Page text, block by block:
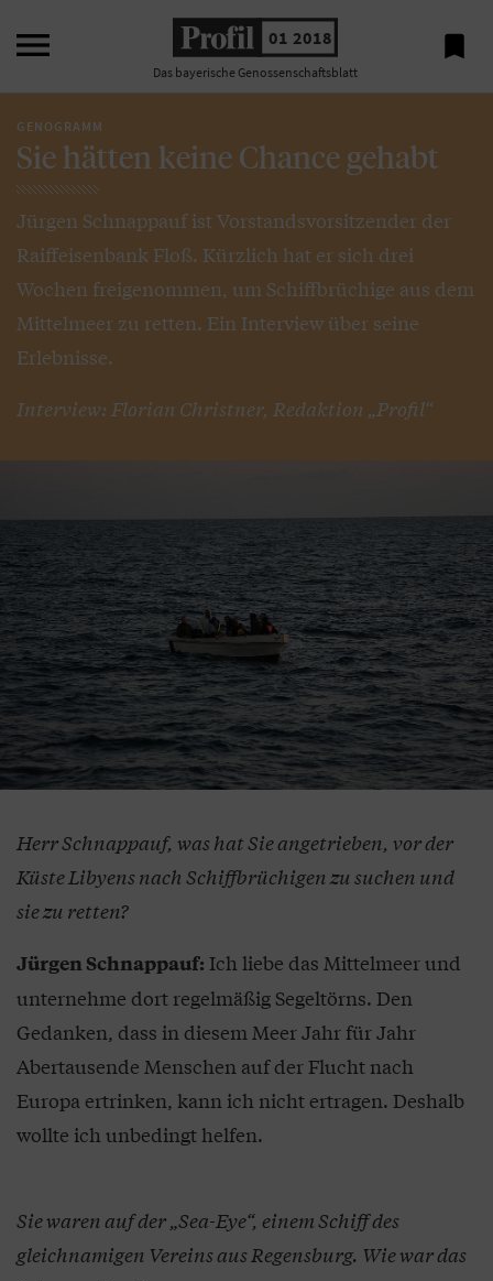
 01 2018
Das bayerische Genossenschaftsblatt

GENOGRAMM
Sie hätten keine Chance gehabt
Jürgen Schnappauf ist Vorstandsvorsitzender der
Raiffeisenbank Floß. Kürzlich hat er sich drei
Wochen freigenommen, um Schiffbrüchige aus dem
Mittelmeer zu retten. Ein Interview über seine
Erlebnisse.
Interview: Florian Christner, Redaktion „Profil“
Herr Schnappauf, was hat Sie angetrieben, vor der
Küste Libyens nach Schiffbrüchigen zu suchen und
sie zu retten?
Jürgen Schnappauf: Ich liebe das Mittelmeer und
unternehme dort regelmäßig Segeltörns. Den
Gedanken, dass in diesem Meer Jahr für Jahr
Abertausende Menschen auf der Flucht nach
Europa ertrinken, kann ich nicht ertragen. Deshalb
wollte ich unbedingt helfen.
Sie waren auf der „Sea-Eye“, einem Schiff des
gleichnamigen Vereins aus Regensburg. Wie war das